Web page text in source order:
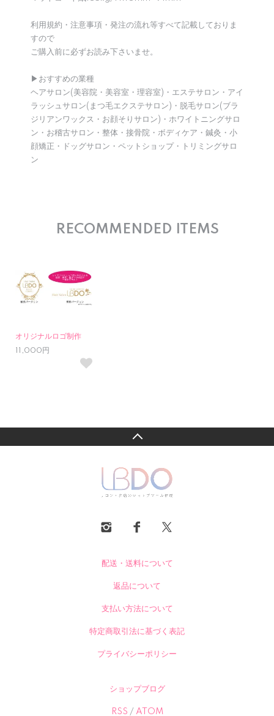
利用規約・注意事項・発注の流れ等すべて記載しておりま
すので
ご購入前に必ずお読み下さいませ。
▶︎おすすめの業種
ヘアサロン(美容院・美容室・理容室)・エステサロン・アイ
ラッシュサロン(まつ毛エクステサロン)・脱毛サロン(ブラ
ジリアンワックス・お顔そりサロン)・ホワイトニングサロ
ン・お稽古サロン・整体・接骨院・ボディケア・鍼灸・小
顔矯正・ドッグサロン・ペットショップ・トリミングサロ
ン
RECOMMENDED ITEMS
オリジナルロゴ制作
11,000円
配送・送料について
返品について
支払い方法について
特定商取引法に基づく表記
プライバシーポリシー
ショップブログ
RSS / ATOM